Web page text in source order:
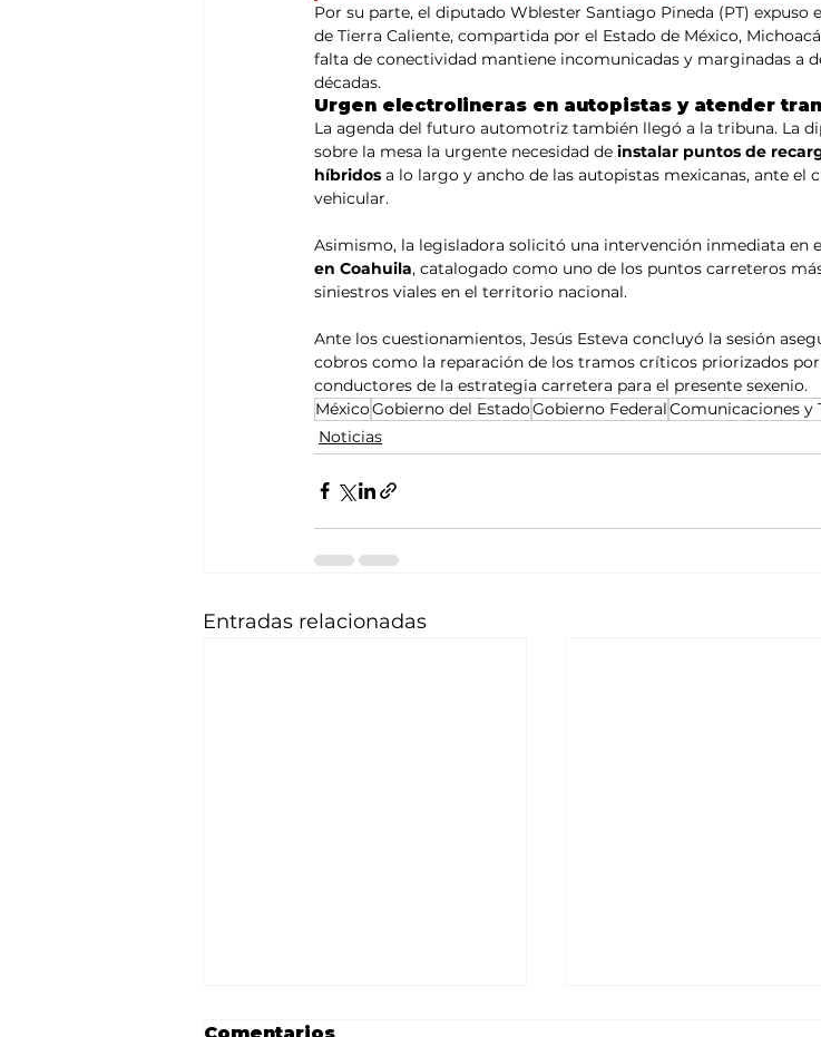
Por su parte, el diputado Wblester Santiago Pineda (PT)
de Tierra Caliente, compartida por el Estado de México,
falta de conectividad mantiene incomunicadas y marginadas a
décadas.
Urgen electrolineras en autopistas y atender
La agenda del futuro automotriz también llegó a la tribuna. La
sobre la mesa la urgente necesidad de instalar puntos de
híbridos a lo largo y ancho de las autopistas mexicanas, ante el
vehicular.
Asimismo, la legisladora solicitó una intervención inmediata en
en Coahuila, catalogado como uno de los puntos carreteros
siniestros viales en el territorio nacional.
Ante los cuestionamientos, Jesús Esteva concluyó la sesión
cobros como la reparación de los tramos críticos priorizados
conductores de la estrategia carretera para el presente sexenio.
MéxicoGobierno del EstadoGobierno FederalComunicaciones y
Noticias
Entradas relacionadas